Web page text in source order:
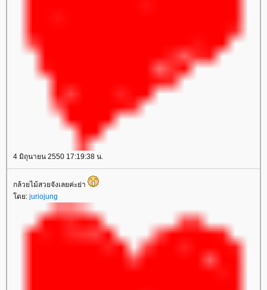
4 มิถุนายน 2550 17:19:38 น.
กล้วยไม้สวยจังเลยค่ะย่า
ดย: juriojung